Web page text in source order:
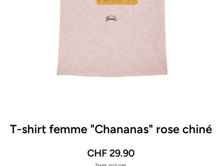
T-shirt femme "Chananas" rose chiné
CHF 29.90